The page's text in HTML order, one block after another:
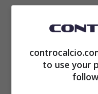
Se il futuro di
(sarebbe l’ultima,
tecnico scadrà
to use your